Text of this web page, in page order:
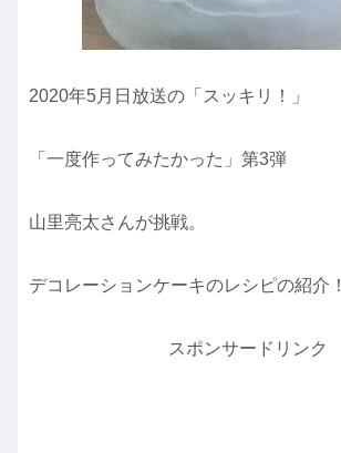
2020年5月日放送の「スッキリ！」
「一度作ってみたかった」第3弾
山里亮太さんが挑戦。
デコレーションケーキのレシピの紹介！
スポンサードリンク